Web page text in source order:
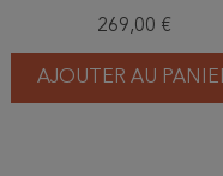
269,00 €
AJOUTER AU